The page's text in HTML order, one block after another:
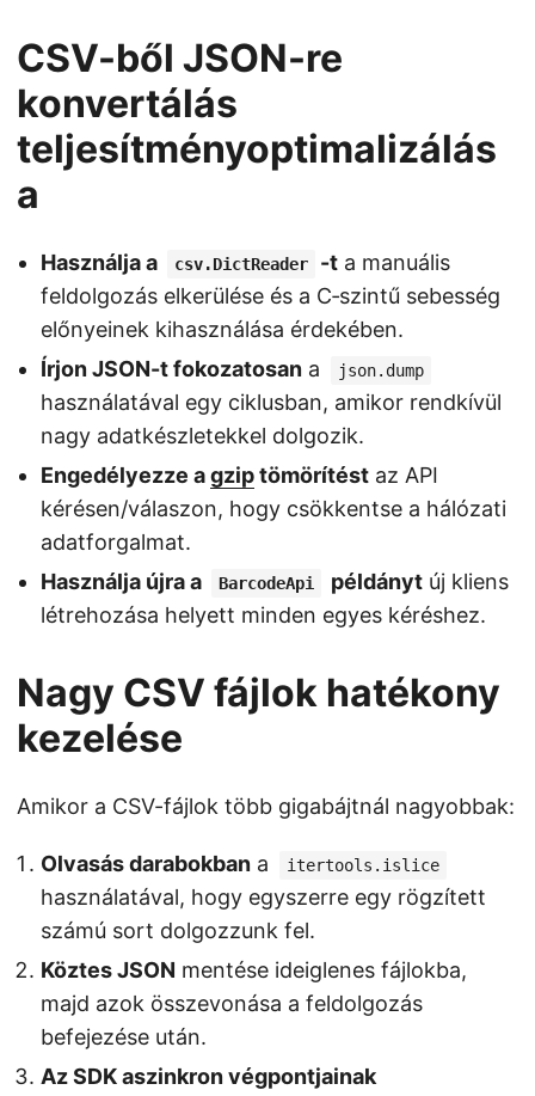
CSV-ből JSON-re
konvertálás
teljesítményoptimalizálás
a
Használja a csv.DictReader -t a manuális
feldolgozás elkerülése és a C‑szintű sebesség
előnyeinek kihasználása érdekében.
Írjon JSON-t fokozatosan a json.dump
használatával egy ciklusban, amikor rendkívül
nagy adatkészletekkel dolgozik.
Engedélyezze agziptömörítést az API
kérésen/válaszon, hogy csökkentse a hálózati
adatforgalmat.
Használja újra a
BarcodeApi példányt új kliens
létrehozása helyett minden egyes kéréshez.
Nagy CSV fájlok hatékony
kezelése
Amikor a CSV-fájlok több gigabájtnál nagyobbak:
Olvasás darabokban a itertools.islice
használatával, hogy egyszerre egy rögzített
számú sort dolgozzunk fel.
Köztes JSON mentése ideiglenes fájlokba,
majd azok összevonása a feldolgozás
befejezése után.
Az SDK aszinkron végpontjainak